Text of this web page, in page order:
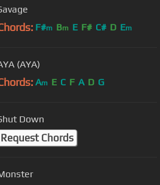
F#m Bm E F# C# D Em
(AYA)
Am E C F A D G
Down
Request Chords